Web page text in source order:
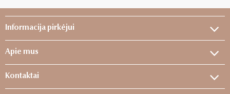
Informacija pirkėjui
Apie mus
Kontaktai